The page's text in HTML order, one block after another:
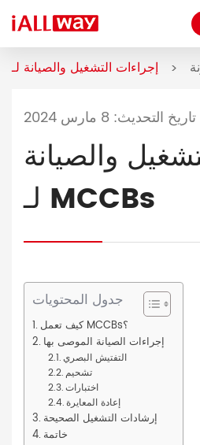
>
تاريخ التحديث: 8 مارس 2024
والصيانة
لـ MCCBs
جدول المحتويات
كيف تعمل MCCBs؟
إجراءات الصيانة الموصى بها
التفتيش البصري
تشحيم
اختبارات
إعادة المعايرة
إرشادات التشغيل الصحيحة
خاتمة
معلومات عنا
مكب
اتصال